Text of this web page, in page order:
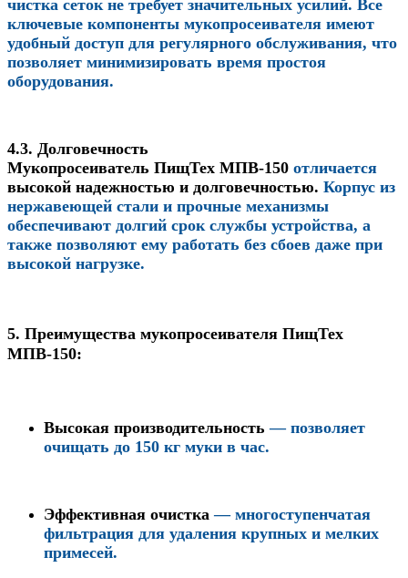
чистка сеток не требует значительных усилий. Все
ключевые компоненты мукопросеивателя имеют
удобный доступ для регулярного обслуживания, что
позволяет минимизировать время простоя
оборудования.
4.3. Долговечность
Мукопросеиватель ПищТех МПВ-150 отличается
высокой надежностью и долговечностью. Корпус из
нержавеющей стали и прочные механизмы
обеспечивают долгий срок службы устройства, а
также позволяют ему работать без сбоев даже при
высокой нагрузке.
5. Преимущества мукопросеивателя ПищТех
МПВ-150:
Высокая производительность — позволяет
очищать до 150 кг муки в час.
Эффективная очистка — многоступенчатая
фильтрация для удаления крупных и мелких
примесей.